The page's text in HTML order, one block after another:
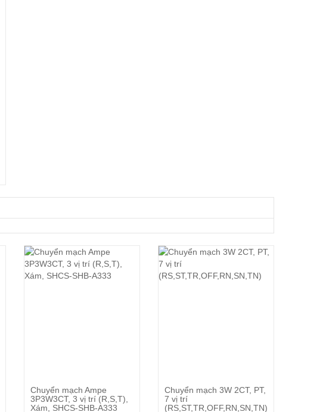
Đặt Hàng
Chuyển mạch Ampe
3P3W3CT, 3 vị trí (R,S,T),
Xám, SHCS-SHB-A333
Đặt Hàng
Chuyển mạch 3W 2CT, PT,
7 vị trí
(RS,ST,TR,OFF,RN,SN,TN)